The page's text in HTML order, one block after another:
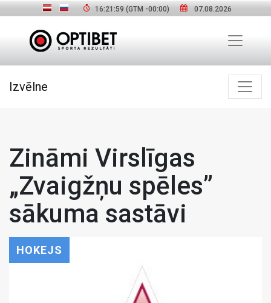
16:21:59 (GTM -00:00) 07.08.2026
Izvēlne
Zināmi Virslīgas
„Zvaigžņu spēles”
sākuma sastāvi
HOKEJS